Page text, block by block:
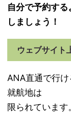
自分で予約する
しましょう！
ウェブサイト
ANA直通で行け
就航地は
限られています